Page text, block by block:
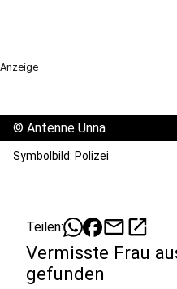
Anzeige
© Antenne Unna
Symbolbild: Polizei
Teilen: mailopen_in_new
Vermisste Frau
gefunden